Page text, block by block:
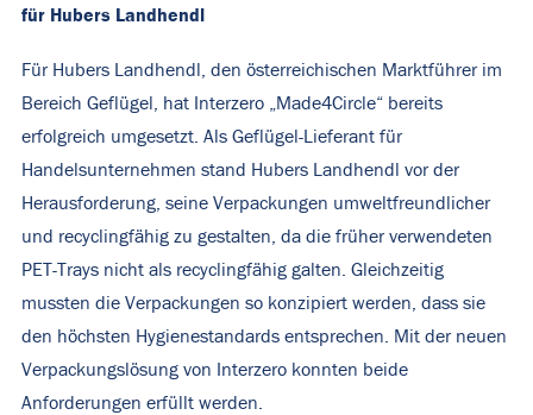
für Hubers Landhendl
Für Hubers Landhendl, den österreichischen Marktführer im
Bereich Geflügel, hat Interzero „Made4Circle“ bereits
erfolgreich umgesetzt. Als Geflügel-Lieferant für
Handelsunternehmen stand Hubers Landhendl vor der
Herausforderung, seine Verpackungen umweltfreundlicher
und recyclingfähig zu gestalten, da die früher verwendeten
PET-Trays nicht als recyclingfähig galten. Gleichzeitig
mussten die Verpackungen so konzipiert werden, dass sie
den höchsten Hygienestandards entsprechen. Mit der neuen
Verpackungslösung von Interzero konnten beide
Anforderungen erfüllt werden.